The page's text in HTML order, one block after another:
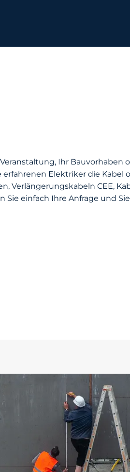
Ihr Bauvorhaben
Elektriker die Kabel
Verlängerungskabeln CEE,
einfach Ihre Anfrage und